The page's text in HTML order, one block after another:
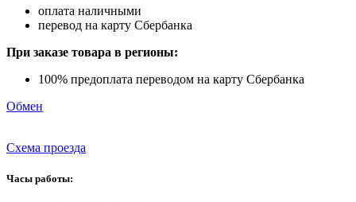
оплата наличными
перевод на карту Сбербанка
При заказе товара в регионы:
100% предоплата переводом на карту Сбербанка
Обмен
Схема проезда
Часы работы: